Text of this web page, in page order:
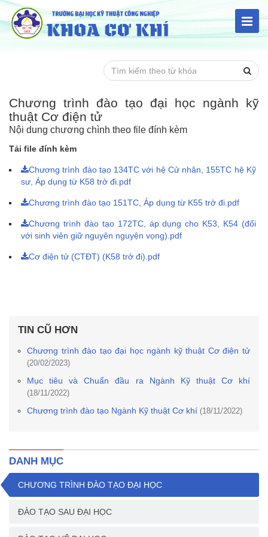
Chương trình đào tạo đại học ngành kỹ
thuật Cơ điện tử
Nội dung chương chình theo file đính kèm
Tải file đính kèm
Chương trình đào tạo 134TC với hệ Cử nhân, 155TC hệ Kỹ
sư, Áp dụng từ K58 trở đi.pdf
Chương trình đào tạo 151TC, Áp dụng từ K55 trở đi.pdf
Chương trình đào tạo 172TC, áp dụng cho K53, K54 (đối
với sinh viên giữ nguyên nguyện vọng).pdf
Cơ điện tử (CTĐT) (K58 trở đi).pdf
TIN CŨ HƠN
Chương trình đào tạo đại học ngành kỹ thuật Cơ điện tử
(20/02/2023)
Mục tiêu và Chuẩn đầu ra Ngành Kỹ thuật Cơ khí
(18/11/2022)
Chương trình đào tạo Ngành Kỹ thuật Cơ khí (18/11/2022)
DANH MỤC
CHƯƠNG TRÌNH ĐÀO TẠO ĐẠI HỌC
ĐÀO TẠO SAU ĐẠI HỌC